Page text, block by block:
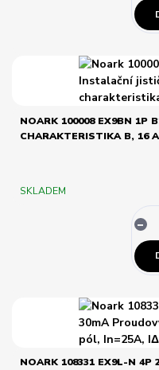
NOARK 100008 EX9BN 1P
CHARAKTERISTIKA B, 16
SKLADEM
NOARK 108331 EX9L-N 4P